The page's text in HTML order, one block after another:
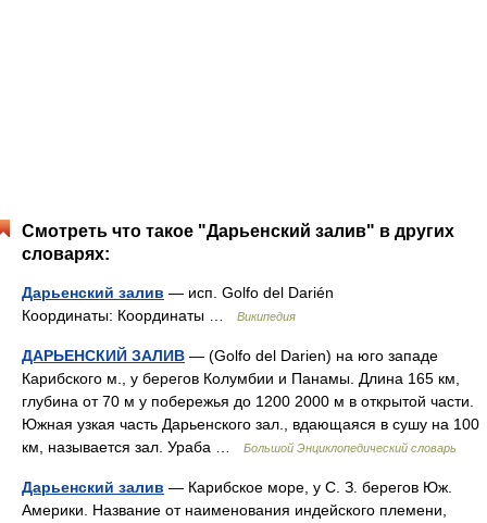
Смотреть что такое "Дарьенский залив" в других
словарях:
Дарьенский залив — исп. Golfo del Darién
Координаты: Координаты …
Википедия
ДАРЬЕНСКИЙ ЗАЛИВ — (Golfo del Darien) на юго западе
Карибского м., у берегов Колумбии и Панамы. Длина 165 км,
глубина от 70 м у побережья до 1200 2000 м в открытой части.
Южная узкая часть Дарьенского зал., вдающаяся в сушу на 100
км, называется зал. Ураба …
Большой Энциклопедический словарь
Дарьенский залив — Карибское море, у С. З. берегов Юж.
Америки. Название от наименования индейского племени,